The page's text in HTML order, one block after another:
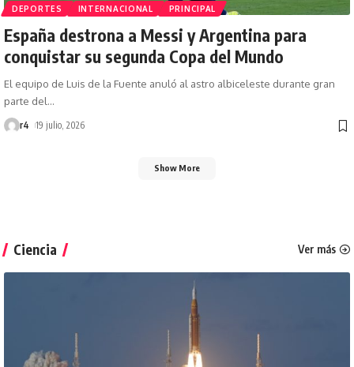
DEPORTES INTERNACIONAL PRINCIPAL
España destrona a Messi y Argentina para
conquistar su segunda Copa del Mundo
El equipo de Luis de la Fuente anuló al astro albiceleste durante gran
parte del…
r4 19 julio, 2026
Show More
Ciencia Ver más